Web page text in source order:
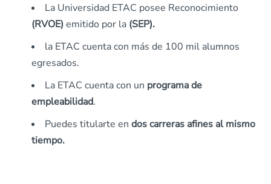
La Universidad ETAC posee Reconocimiento
(RVOE) emitido por la (SEP).
la ETAC cuenta con más de 100 mil alumnos
egresados.
La ETAC cuenta con un programa de
empleabilidad.
Puedes titularte en dos carreras afines al mismo
tiempo.